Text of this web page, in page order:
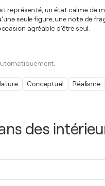
des
représenté, un état calme de
seule figure, une note de
agréable d'être seul.
Conceptuel Réalisme